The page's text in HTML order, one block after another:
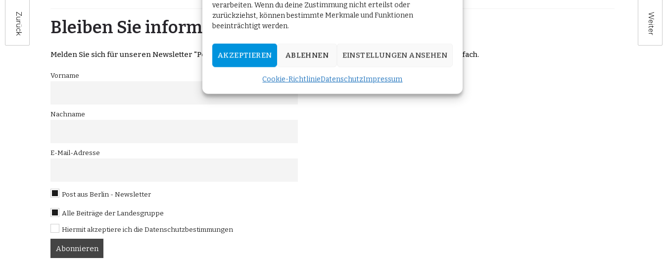
verarbeiten. Wenn du deine Zustimmung nicht erteilst oder
zurückziehst, können bestimmte Merkmale und Funktionen
beeinträchtigt werden.
AKZEPTIEREN ABLEHNEN EINSTELLUNGEN ANSEHEN
Cookie-RichtlinieDatenschutzImpressum
Zurück Weiter
Bleiben Sie informiert!
Melden Sie sich für unseren Newsletter "Post aus Berlin" an und erhalten Sie die neuesten Updates direkt in Ihr Postfach.
Vorname
Nachname
E-Mail-Adresse
Post aus Berlin - Newsletter
Alle Beiträge der Landesgruppe
Hiermit akzeptiere ich die Datenschutzbestimmungen